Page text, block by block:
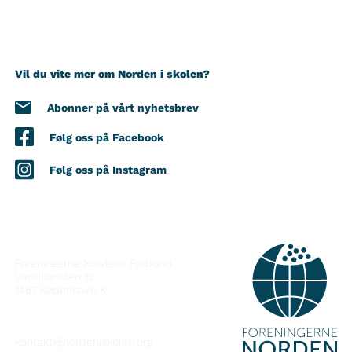
Vil du vite mer om Norden i skolen?
Abonner på vårt nyhetsbrev
Følg oss på Facebook
Følg oss på Instagram